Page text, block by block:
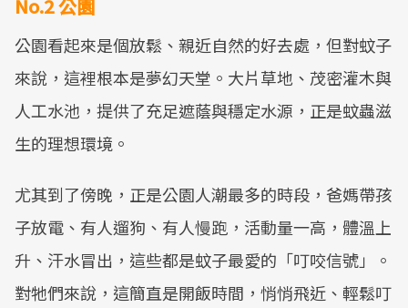
No.2 公園
公園看起來是個放鬆、親近自然的好去處，但對蚊子
來說，這裡根本是夢幻天堂。大片草地、茂密灌木與
人工水池，提供了充足遮蔭與穩定水源，正是蚊蟲滋
生的理想環境。
尤其到了傍晚，正是公園人潮最多的時段，爸媽帶孩
子放電、有人遛狗、有人慢跑，活動量一高，體溫上
升、汗水冒出，這些都是蚊子最愛的「叮咬信號」。
對牠們來說，這簡直是開飯時間，悄悄飛近、輕鬆叮